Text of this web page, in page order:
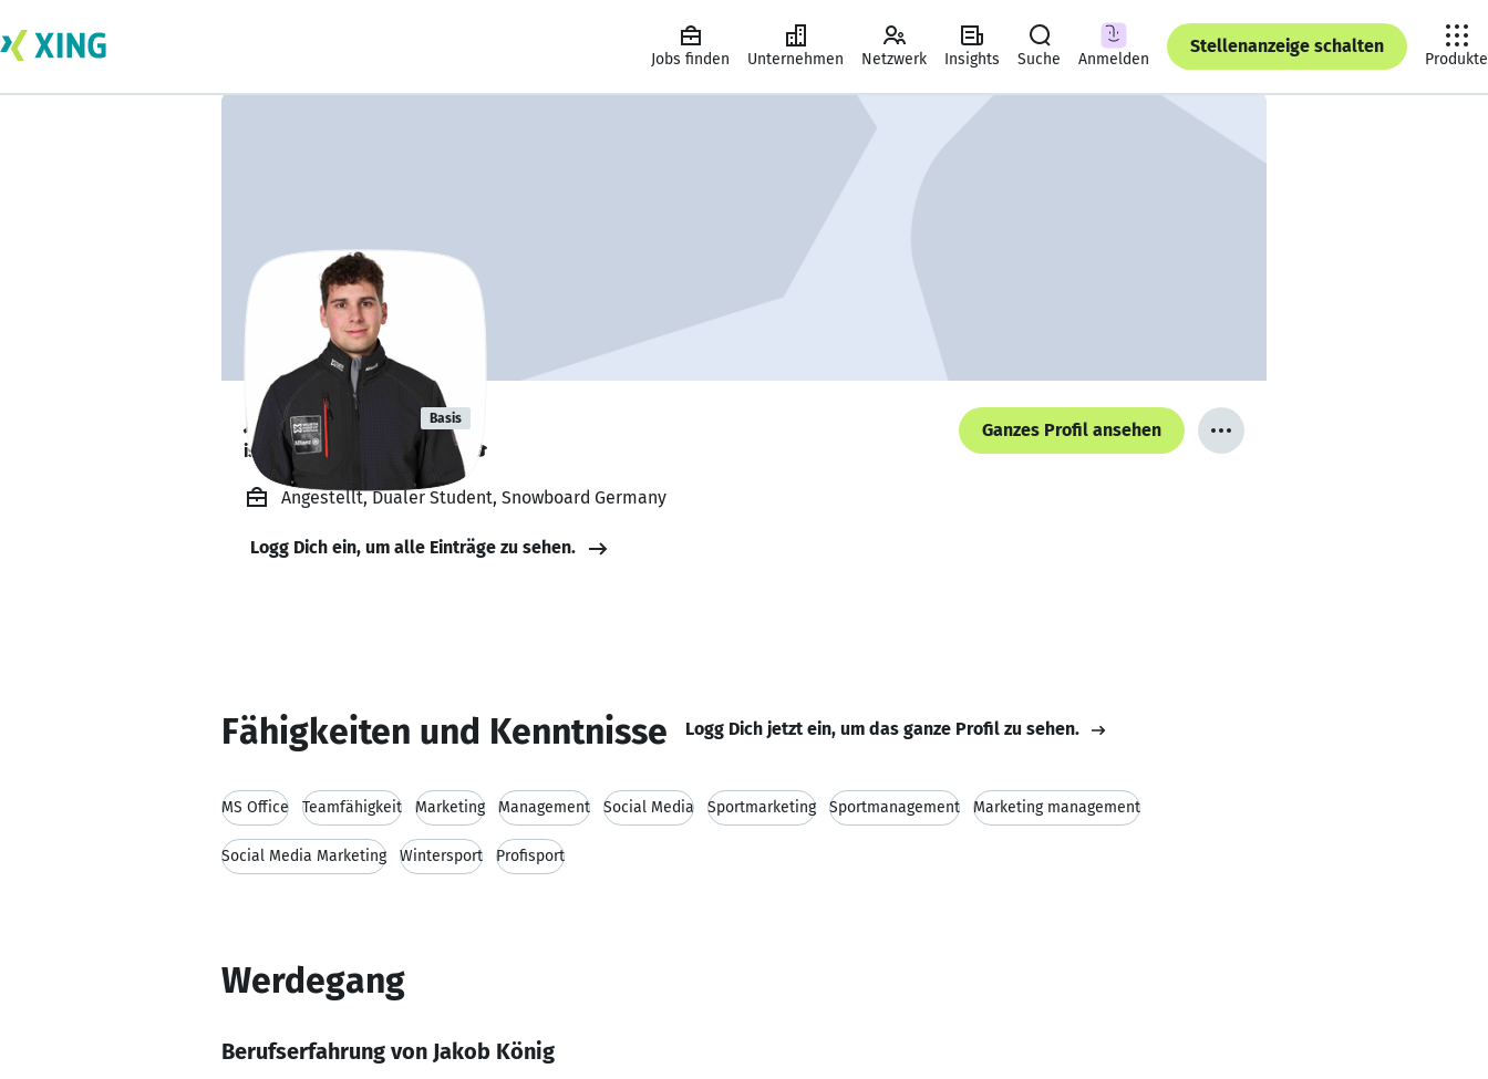
Jobs finden Unternehmen Netzwerk Insights Suche Anmelden
Stellenanzeige schalten
Produkte
Jakob König Basis
ist kurz vor dem Abschluss. 🎓
Ganzes Profil ansehen
Angestellt, Dualer Student, Snowboard Germany
Logg Dich ein, um alle Einträge zu sehen.
Fähigkeiten und Kenntnisse Logg Dich jetzt ein, um das ganze Profil zu sehen.
MS Office Teamfähigkeit Marketing Management Social Media Sportmarketing Sportmanagement Marketing management
Social Media Marketing Wintersport Profisport
Werdegang
Berufserfahrung von Jakob König